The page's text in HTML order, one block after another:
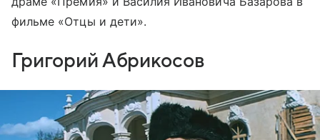
фильме «Отцы и дети».
Григорий Абрикосов